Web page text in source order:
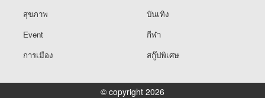
สุขภาพ
บันเทิง
Event
กีฬา
การเมือง
สกู๊ปพิเศษ
© copyright 2026